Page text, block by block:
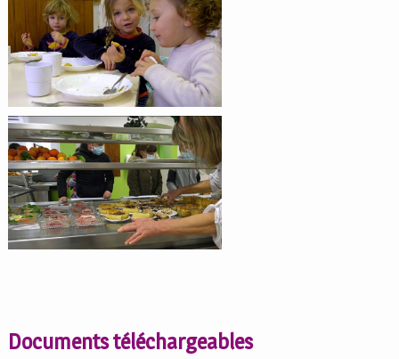
Documents téléchargeables